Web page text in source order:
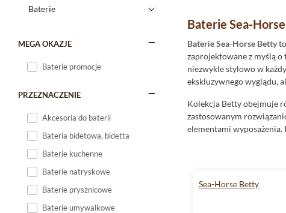
MEGA OKAZJE
Baterie promocje
PRZEZNACZENIE
Akcesoria do baterii
Bateria bidetowa, bidetta
Baterie kuchenne
Baterie natryskowe
Baterie prysznicowe
Baterie umywalkowe
Baterie Sea-
Baterie Sea-Horse Bettyto
zaprojektowane z myślą
niezwykle stylowo w
ekskluzywnego wyglądu,
Kolekcja Betty obejmuje
zastosowanym
elementami
połączenie obu tych
Sea-Horse Betty